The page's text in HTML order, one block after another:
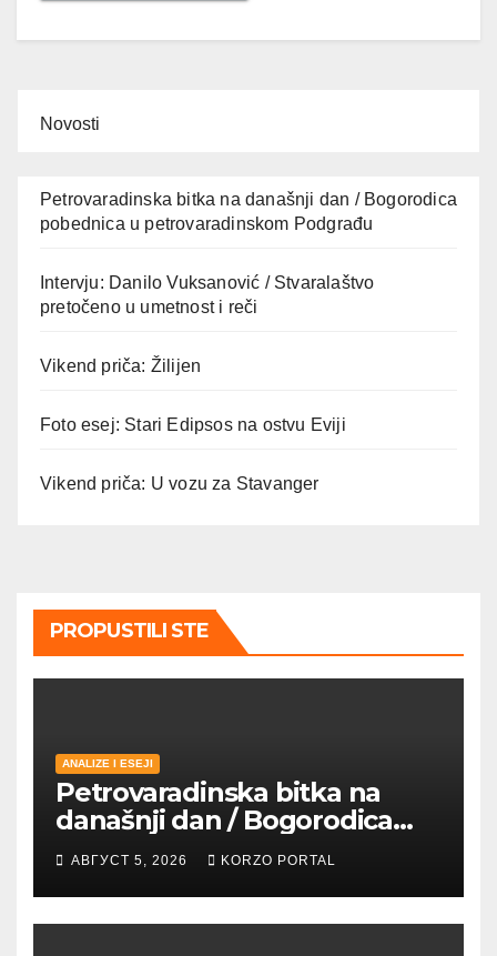
Novosti
Petrovaradinska bitka na današnji dan / Bogorodica
pobednica u petrovaradinskom Podgrađu
Intervju: Danilo Vuksanović / Stvaralaštvo
pretočeno u umetnost i reči
Vikend priča: Žilijen
Foto esej: Stari Edipsos na ostvu Eviji
Vikend priča: U vozu za Stavanger
PROPUSTILI STE
ANALIZE I ESEJI
Petrovaradinska bitka na
današnji dan / Bogorodica
pobednica u
petrovaradinskom Podgrađu
АВГУСТ 5, 2026 KORZO PORTAL